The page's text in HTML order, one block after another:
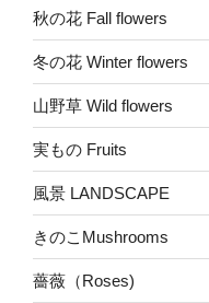
秋の花 Fall flowers
冬の花 Winter flowers
山野草 Wild flowers
実もの Fruits
風景 LANDSCAPE
きのこMushrooms
薔薇（Roses)